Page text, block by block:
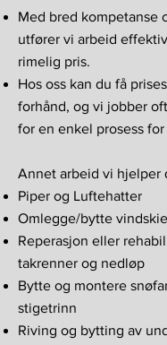
Med bred kompetanse
utfører vi arbeid
rimelig pris.
Hos oss kan du få
forhånd, og vi jobber
for en enkel prosess
Annet arbeid vi hjelper
Piper og Luftehatter
Omlegge/bytte
Reperasjon eller
takrenner og nedløp
Bytte og montere
stigetrinn
Riving og bytting av